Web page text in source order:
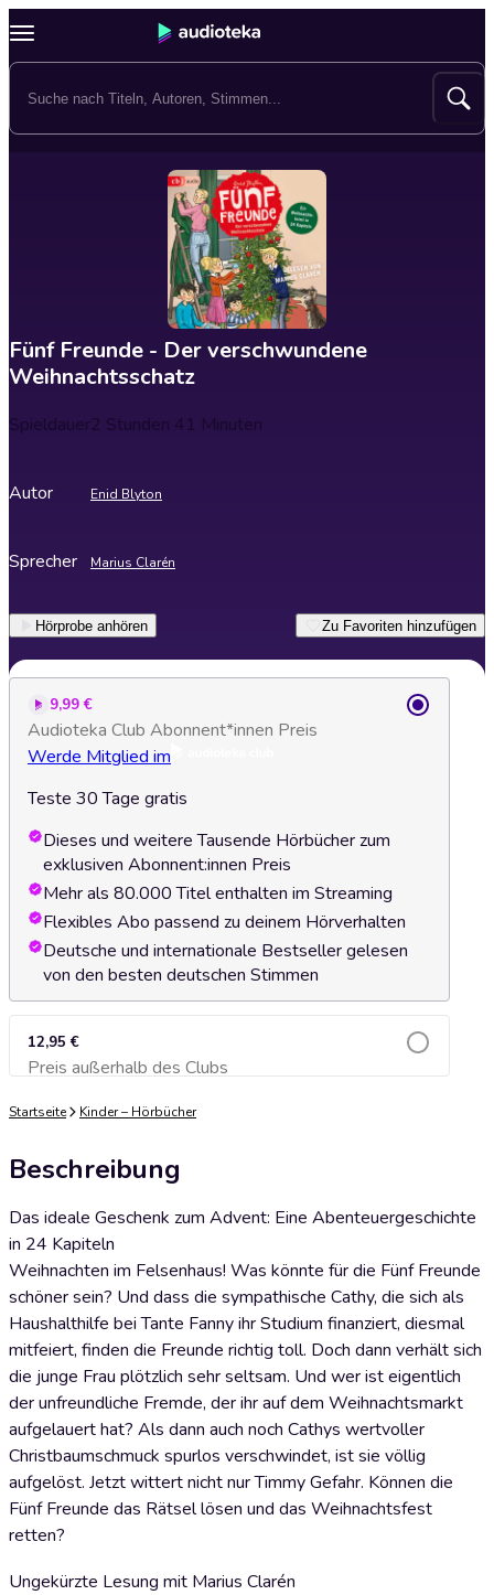
Fünf Freunde - Der verschwundene
Weihnachtsschatz
Spieldauer2 Stunden 41 Minuten
Autor Enid Blyton
Sprecher Marius Clarén
Hörprobe anhören Zu Favoriten hinzufügen
9,99 €
Audioteka Club Abonnent*innen Preis
Werde Mitglied im
Teste 30 Tage gratis
Dieses und weitere Tausende Hörbücher zum
exklusiven Abonnent:innen Preis
Mehr als 80.000 Titel enthalten im Streaming
Flexibles Abo passend zu deinem Hörverhalten
Deutsche und internationale Bestseller gelesen
von den besten deutschen Stimmen
12,95 €
Preis außerhalb des ClubsZum Warenkorb hinzufügen
Startseite Kinder – Hörbücher
Beschreibung
Das ideale Geschenk zum Advent: Eine Abenteuergeschichte
in 24 Kapiteln
Weihnachten im Felsenhaus! Was könnte für die Fünf Freunde
schöner sein? Und dass die sympathische Cathy, die sich als
Haushalthilfe bei Tante Fanny ihr Studium finanziert, diesmal
mitfeiert, finden die Freunde richtig toll. Doch dann verhält sich
die junge Frau plötzlich sehr seltsam. Und wer ist eigentlich
der unfreundliche Fremde, der ihr auf dem Weihnachtsmarkt
aufgelauert hat? Als dann auch noch Cathys wertvoller
Christbaumschmuck spurlos verschwindet, ist sie völlig
aufgelöst. Jetzt wittert nicht nur Timmy Gefahr. Können die
Fünf Freunde das Rätsel lösen und das Weihnachtsfest
retten?
Ungekürzte Lesung mit Marius Clarén